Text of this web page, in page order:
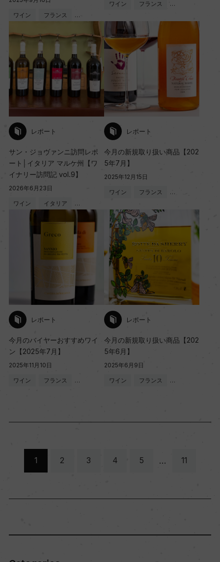
ワイン フランス …
ワイン フランス …
レポート
サン・ジョヴァンニ訪問レポ
ート│イタリア マルケ州【ワ
イナリー訪問記 vol.9】
2026年6月23日
ワイン イタリア …
レポート
今月の新規取り扱い商品【202
5年7月】
2025年12月15日
ワイン フランス …
レポート
今月のバイヤーおすすめワイ
ン【2025年7月】
2025年11月10日
ワイン フランス …
レポート
今月の新規取り扱い商品【202
5年6月】
2025年6月9日
ワイン フランス …
1 2 3 4 5 … 11